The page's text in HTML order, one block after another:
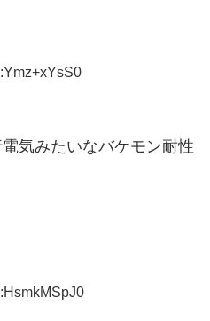
気みたいなバケモン耐性